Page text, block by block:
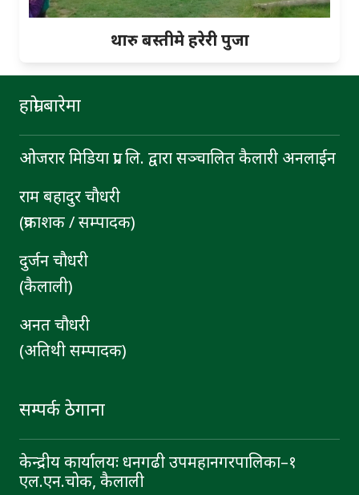
थारु बस्तीमे हरेरी पुजा
हाम्रो बारेमा
ओजरार मिडिया प्रा. लि. द्वारा सञ्चालित कैलारी अनलाईन
राम बहादुर चाैधरी
(प्रकाशक / सम्पादक)
दुर्जन चाैधरी
(कैलाली)
अनत चौधरी
(अतिथी सम्पादक)
सम्पर्क ठेगाना
केन्द्रीय कार्यालयः धनगढी उपमहानगरपालिका–१
एल.एन.चोक, कैलाली